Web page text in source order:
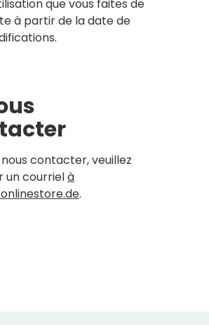
que vous faites de
à partir de la date de
nous contacter, veuillez
un courrielà
.